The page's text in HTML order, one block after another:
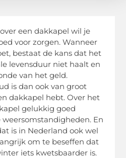
een dakkapel wil je
voor zorgen. Wanneer
bestaat de kans dat het
levensduur niet haalt en
van het geld.
is dan ook van groot
dakkapel hebt. Over het
gelukkig goed
En
is in Nederland ook wel
om te beseffen dat
iets kwetsbaarder is.